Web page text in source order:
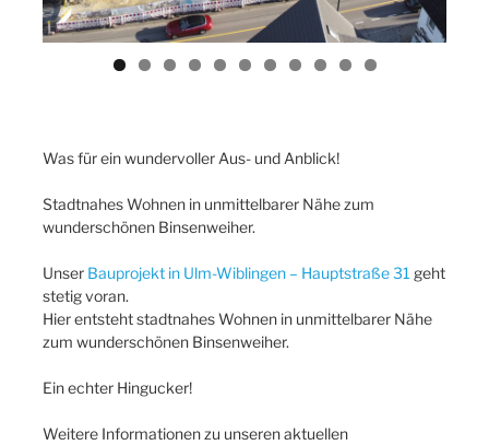
Was für ein wundervoller Aus- und Anblick!
Stadtnahes Wohnen in unmittelbarer Nähe zum
wunderschönen Binsenweiher.
Unser Bauprojekt in Ulm-Wiblingen – Hauptstraße 31 geht
stetig voran.
Hier entsteht stadtnahes Wohnen in unmittelbarer Nähe
zum wunderschönen Binsenweiher.
Ein echter Hingucker!
Weitere Informationen zu unseren aktuellen